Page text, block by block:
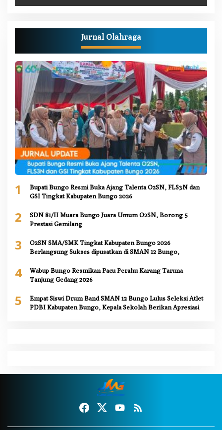
Jurnal Olahraga
1
Bupati Bungo Resmi Buka Ajang Talenta O2SN, FLS3N dan
GSI Tingkat Kabupaten Bungo 2026
2
SDN 81/II Muara Bungo Juara Umum O2SN, Borong 5
Prestasi Gemilang
3
O2SN SMA/SMK Tingkat Kabupaten Bungo 2026
Berlangsung Sukses dipusatkan di SMAN 12 Bungo,
4
Wabup Bungo Resmikan Pacu Perahu Karang Taruna
Tanjung Gedang 2026
5
Empat Siswi Drum Band SMAN 12 Bungo Lulus Seleksi Atlet
PDBI Kabupaten Bungo, Kepala Sekolah Berikan Apresiasi